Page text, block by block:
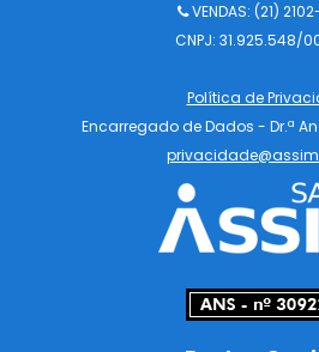
VENDAS: (21)
CNPJ: 31.925.548/
Política de
Encarregado de Dados - Dr.ª